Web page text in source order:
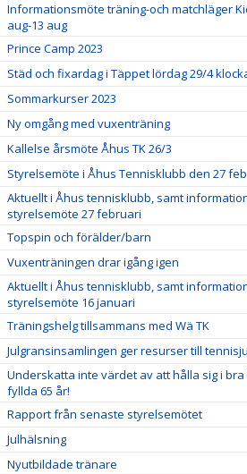
Informationsmöte träning-och matchläger
aug-13 aug
Prince Camp 2023
Städ och fixardag i Täppet lördag 29/4
Sommarkurser 2023
Ny omgång med vuxenträning
Kallelse årsmöte Åhus TK 26/3
Styrelsemöte i Åhus Tennisklubb den 27
Aktuellt i Åhus tennisklubb, samt
styrelsemöte 27 februari
Topspin och förälder/barn
Vuxenträningen drar igång igen
Aktuellt i Åhus tennisklubb, samt
styrelsemöte 16 januari
Träningshelg tillsammans med Wä TK
Julgransinsamlingen ger resurser till
Underskatta inte värdet av att hålla sig i
fyllda 65 år!
Rapport från senaste styrelsemötet
Julhälsning
Nyutbildade tränare